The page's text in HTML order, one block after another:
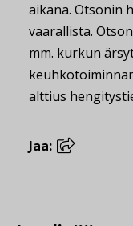
aikana. Otsonin
vaarallista.
mm. kurkun
alttius
Jaa: